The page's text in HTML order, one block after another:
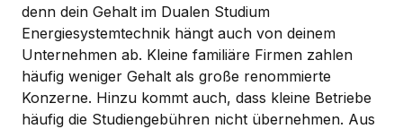
denn dein Gehalt im Dualen Studium
Energiesystemtechnik hängt auch von deinem
Unternehmen ab. Kleine familiäre Firmen zahlen
häufig weniger Gehalt als große renommierte
Konzerne. Hinzu kommt auch, dass kleine Betriebe
häufig die Studiengebühren nicht übernehmen. Aus